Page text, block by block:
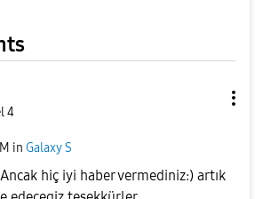
4
in Galaxy S
hiç iyi haber vermediniz:) artık